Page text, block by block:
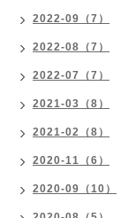
2022-09（7）
2022-08（7）
2022-07（7）
2021-03（8）
2021-02（8）
2020-11（6）
2020-09（10）